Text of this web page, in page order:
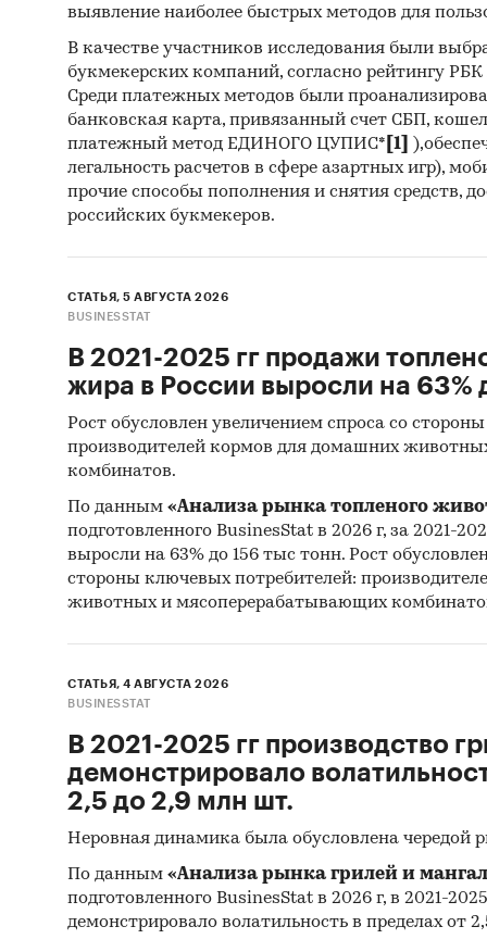
Россия
выявление наиболее быстрых методов для
В качестве участников исследования были
букмекерских компаний, согласно рейтингу
Среди платежных методов были
банковская карта, привязанный счет СБП,
платежный метод ЕДИНОГО ЦУПИС* [1]
легальность расчетов в сфере азартных игр),
прочие способы пополнения и снятия средств,
российских букмекеров.
СТАТЬЯ, 5 АВГУСТА 2026
BUSINESSTAT
В 2021-2025 гг продажи
жира в России выросли на 63%
Рост обусловлен увеличением спроса со
производителей кормов для домашних
комбинатов.
По данным «Анализа рынка топленого
подготовленного BusinesStat в 2026 г, за 2021-
выросли на 63% до 156 тыс тонн. Рост
стороны ключевых потребителей:
животных и мясоперерабатывающих
СТАТЬЯ, 4 АВГУСТА 2026
BUSINESSTAT
В 2021-2025 гг производство
демонстрировало
2,5 до 2,9 млн шт.
Неровная динамика была обусловлена чередой
По данным «Анализа рынка грилей и
подготовленного BusinesStat в 2026 г, в 2021-
демонстрировало волатильность в пределах от